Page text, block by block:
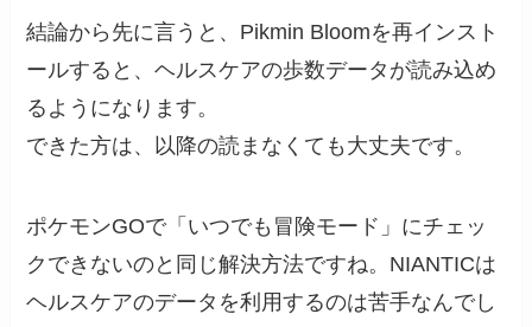
結論から先に言うと、Pikmin Bloomを再インスト
ールすると、ヘルスケアの歩数データが読み込め
るようになります。
できた方は、以降の読まなくても大丈夫です。
ポケモンGOで「いつでも冒険モード」にチェッ
クできないのと同じ解決方法ですね。NIANTICは
ヘルスケアのデータを利用するのは苦手なんでし